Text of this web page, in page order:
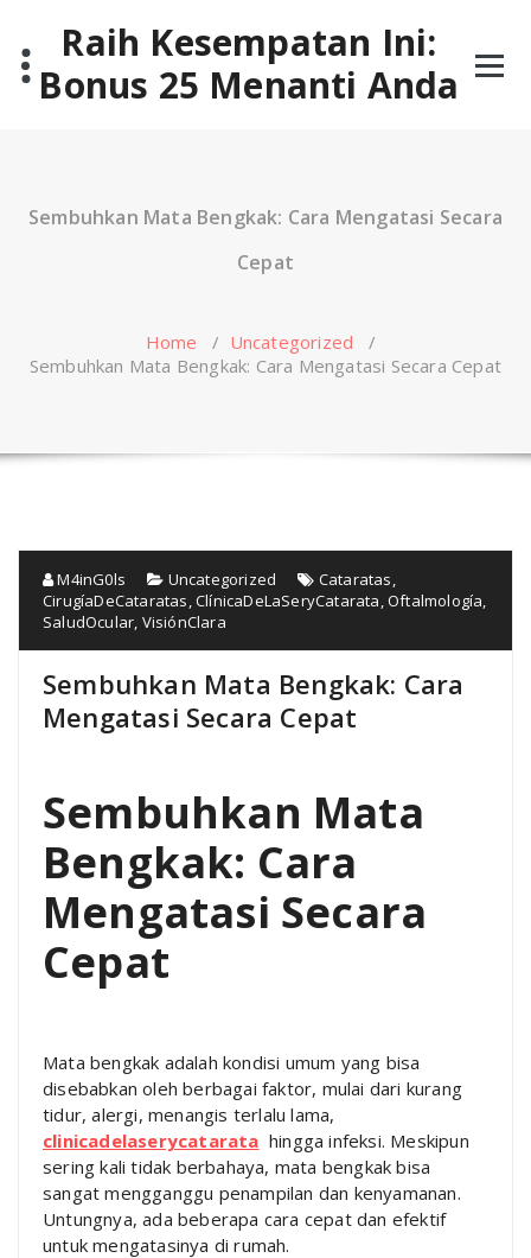
content Raih Kesempatan Ini:
Bonus 25 Menanti Anda
Sembuhkan Mata Bengkak: Cara Mengatasi Secara
Cepat
Home / Uncategorized /
Sembuhkan Mata Bengkak: Cara Mengatasi Secara Cepat
M4inG0ls Uncategorized Cataratas
CirugíaDeCataratas ,ClínicaDeLaSeryCatarata ,Oftalmología
SaludOcular VisiónClara
Sembuhkan Mata Bengkak: Cara
Mengatasi Secara Cepat
Sembuhkan Mata
Bengkak: Cara
Mengatasi Secara
Cepat
Mata bengkak adalah kondisi umum yang bisa
disebabkan oleh berbagai faktor, mulai dari kurang
tidur, alergi, menangis terlalu lama,
clinicadelaserycatarata hingga infeksi. Meskipun
sering kali tidak berbahaya, mata bengkak bisa
sangat mengganggu penampilan dan kenyamanan.
Untungnya, ada beberapa cara cepat dan efektif
untuk mengatasinya di rumah.